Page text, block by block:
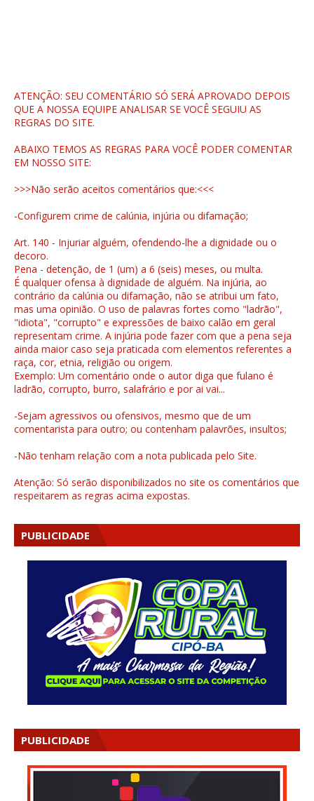
ATENÇÃO: SEU COMENTÁRIO SÓ SERÁ APROVADO DEPOIS
QUE A NOSSA EQUIPE ANALISAR SE VOCÊ SEGUIU AS
REGRAS DO SITE.
ABAIXO TEMOS AS REGRAS PARA VOCÊ PODER COMENTAR
EM NOSSO SITE:
>>>Não serão aceitos comentários que:<<<
-Configurem crime de calúnia, injúria ou difamação;
Art. 140 - Injuriar alguém, ofendendo-lhe a dignidade ou o
decoro.
Pena - detenção, de 1 (um) a 6 (seis) meses, ou multa.
É qualquer ofensa à dignidade de alguém. Na injúria, ao
contrário da calúnia ou difamação, não se atribui um fato,
mas uma opinião. O uso de palavras fortes como "ladrão",
"idiota", "corrupto" e expressões de baixo calão em geral
representam crime. A injúria pode fazer com que a pena seja
ainda maior caso seja praticada com elementos referentes a
raça, cor, etnia, religião ou origem.
Exemplo: Um comentário onde o autor diga que fulano é
ladrão, corrupto, burro, salafrário e por ai vai...
-Sejam agressivos ou ofensivos, mesmo que de um
comentarista para outro; ou contenham palavrões, insultos;
-Não tenham relação com a nota publicada pelo Site.
Atenção: Só serão disponibilizados no site os comentários que
respeitarem as regras acima expostas.
PUBLICIDADE
PUBLICIDADE